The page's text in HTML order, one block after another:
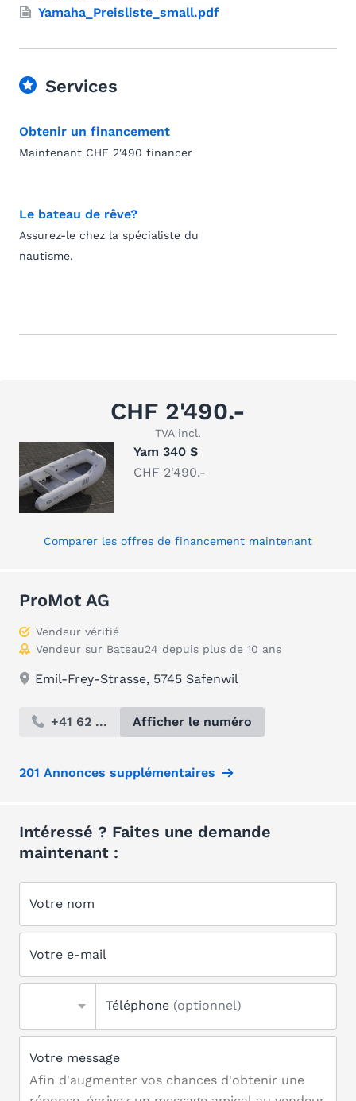
Yamaha_Preisliste_small.pdf
Services
Obtenir un financement
Maintenant CHF 2'490 financer
Le bateau de rêve?
Assurez-le chez la spécialiste du
nautisme.
CHF 2'490.-
TVA incl.
Yam 340 S
CHF 2'490.-
Comparer les offres de financement maintenant
ProMot AG
Vendeur vérifié
Vendeur sur Bateau24 depuis plus de 10 ans
Emil-Frey-Strasse, 5745 Safenwil
+41 62 ... Afficher le numéro
201 Annonces supplémentaires
Intéressé ? Faites une demande
maintenant :
Votre nom
Votre e-mail
Téléphone (optionnel)
Votre message